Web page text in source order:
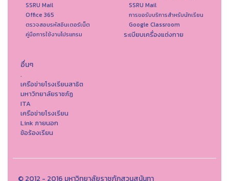
SSRU Mail
Office 365
ตรวจสอบรหัสอินเตอร์เน็ต
คู่มือการใช้งานโปรแกรม
SSRU Mail
การขอรับบริการสำหรับนักเรียน
Google Classroom
ระเบียบเครื่องแต่งกาย
อื่นๆ
.
เครือข่ายโรงเรียนสาธิต
มหาวิทยาลัยราชภัฏ
ITA
เครือข่ายโรงเรียน
Link ภายนอก
ข้อร้องเรียน
© 2012 - 2016 มหาวิทยาลัยราชภัฏสวนสุนันทา